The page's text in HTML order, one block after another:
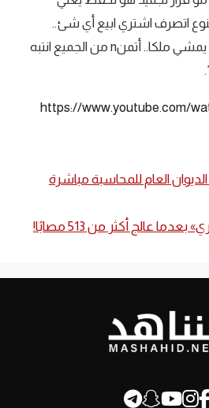
اتصرف اشتري ابيع أي شئ..
الأمور بخير واثق الخطوة يمشي ملكا.. أتمنn من الجميع انتبه
https://www.youtube.com/
العام للمحاسبة مباشرة
عالج أكثر من 513 مصابًا!